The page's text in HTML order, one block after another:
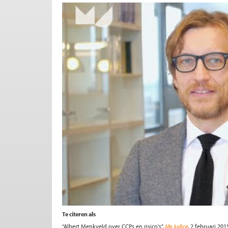
Te citeren als
“Albert Menkveld over CCPs en risico's”, Me Judice, 2 februari